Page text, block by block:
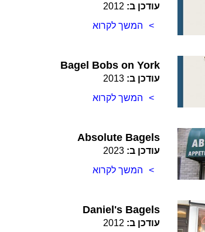
עודכן ב: 2012
המשך לקרוא
Bagel Bobs on York
עודכן ב: 2013
המשך לקרוא
Absolute Bagels
עודכן ב: 2023
המשך לקרוא
Daniel's Bagels
עודכן ב: 2012